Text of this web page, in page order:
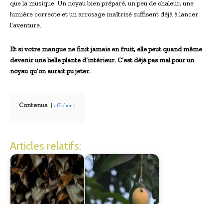
que la musique. Un noyau bien préparé, un peu de chaleur, une
lumière correcte et un arrosage maîtrisé suffisent déjà à lancer
l’aventure.
Et si votre mangue ne finit jamais en fruit, elle peut quand même
devenir une belle plante d’intérieur. C’est déjà pas mal pour un
noyau qu’on aurait pu jeter.
Contenus afficher
Articles relatifs: